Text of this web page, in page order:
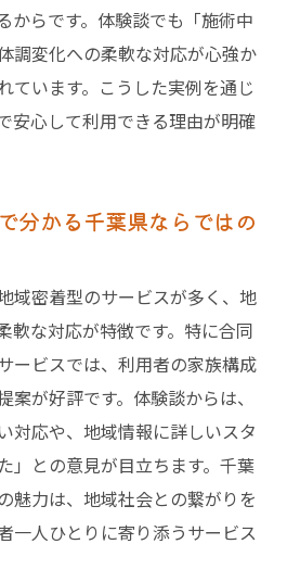
からです。体験談でも「施術中
調変化への柔軟な対応が心強か
ています。こうした実例を通じ
安心して利用できる理由が明確
分かる千葉県ならではの
域密着型のサービスが多く、地
軟な対応が特徴です。特に合同
ービスでは、利用者の家族構成
が好評です。体験談からは、
対応や、地域情報に詳しいスタ
」との意見が目立ちます。千葉
魅力は、地域社会との繋がりを
一人ひとりに寄り添うサービス